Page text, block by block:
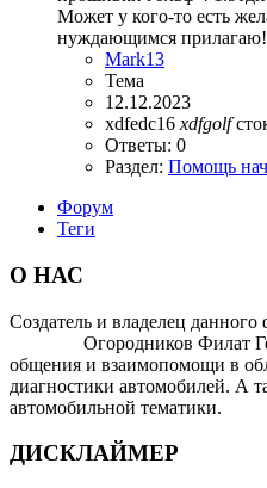
Может у кого-то есть
нуждающимся прилагаю!
Mark13
Тема
12.12.2023
xdfedc16 xdfgolf
Ответы: 0
Раздел: Помощь
Форум
Теги
О НАС
Создатель и владелец данного
Огородников Филат
общения и взаимопомощи в
диагностики автомобилей. А
автомобильной тематики.
ДИСКЛАЙМЕР